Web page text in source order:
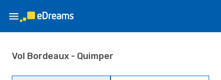
Vol Bordeaux - Quimper